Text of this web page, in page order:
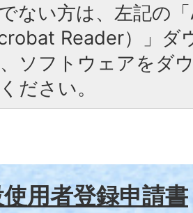
ない方は、左記の
Reader）」ダ
ソフトウェアをダ
ださい。
用者登録申請書